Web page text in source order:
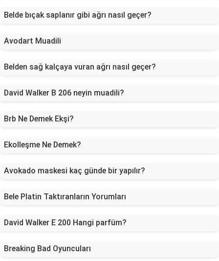
Belde bıçak saplanır gibi ağrı nasıl geçer?
Avodart Muadili
Belden sağ kalçaya vuran ağrı nasıl geçer?
David Walker B 206 neyin muadili?
Brb Ne Demek Ekşi?
Ekolleşme Ne Demek?
Avokado maskesi kaç günde bir yapılır?
Bele Platin Taktıranların Yorumları
David Walker E 200 Hangi parfüm?
Breaking Bad Oyuncuları